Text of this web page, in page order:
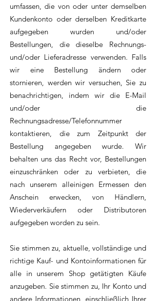
umfassen, die von oder unter demselben
Kundenkonto oder derselben Kreditkarte
aufgegeben wurden und/oder
Bestellungen, die dieselbe Rechnungs-
und/oder Lieferadresse verwenden. Falls
wir eine Bestellung ändern oder
stornieren, werden wir versuchen, Sie zu
benachrichtigen, indem wir die E-Mail
und/oder die
Rechnungsadresse/Telefonnummer
kontaktieren, die zum Zeitpunkt der
Bestellung angegeben wurde. Wir
behalten uns das Recht vor, Bestellungen
einzuschränken oder zu verbieten, die
nach unserem alleinigen Ermessen den
Anschein erwecken, von Händlern,
Wiederverkäufern oder Distributoren
aufgegeben worden zu sein.
Sie stimmen zu, aktuelle, vollständige und
richtige Kauf- und Kontoinformationen für
alle in unserem Shop getätigten Käufe
anzugeben. Sie stimmen zu, Ihr Konto und
andere Informationen, einschließlich Ihrer